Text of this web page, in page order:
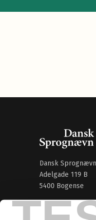
Dansk Sprognævn
Adelgade 119 B
5400 Bogense
Sproglige